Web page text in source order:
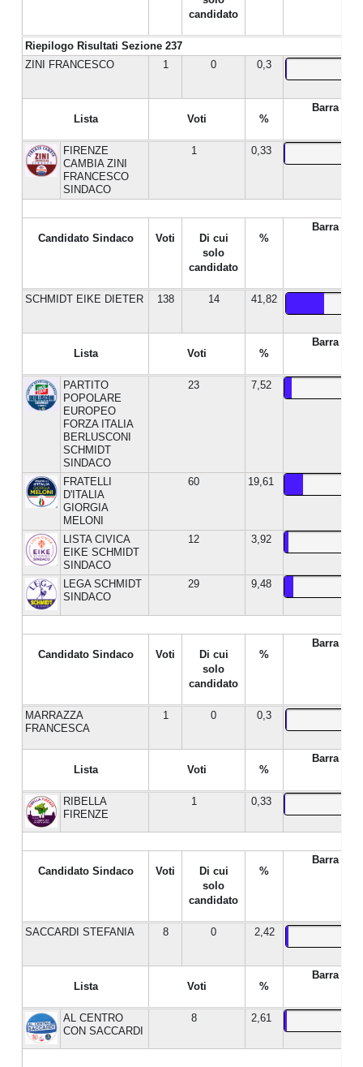
Riepilogo Risultati Sezione 237
candidato
ZINI FRANCESCO 1 0 0,3
Lista Voti %
Barra %
FIRENZE
CAMBIA ZINI
FRANCESCO
SINDACO
1 0,33
Candidato Sindaco Voti
Di cui
solo
candidato
%
Barra %
SCHMIDT EIKE DIETER 138 14 41,82
Lista Voti %
Barra %
PARTITO
POPOLARE
EUROPEO
FORZA ITALIA
BERLUSCONI
SCHMIDT
SINDACO
23 7,52
FRATELLI
D'ITALIA
GIORGIA
MELONI
60 19,61
LISTA CIVICA
EIKE SCHMIDT
SINDACO
12 3,92
LEGA SCHMIDT
SINDACO
29 9,48
Candidato Sindaco Voti
Di cui
solo
candidato
%
Barra %
MARRAZZA
FRANCESCA
1 0 0,3
Lista Voti %
Barra %
RIBELLA
FIRENZE
1 0,33
Candidato Sindaco Voti
Di cui
solo
candidato
%
Barra %
SACCARDI STEFANIA 8 0 2,42
Lista Voti %
Barra %
AL CENTRO
CON SACCARDI
8 2,61